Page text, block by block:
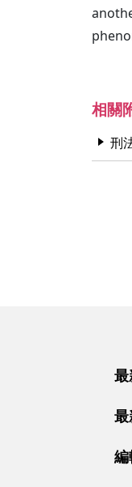
相關
刑
編